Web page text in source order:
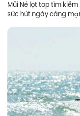
Mũi Né lọt top tìm
sức hút ngày càng